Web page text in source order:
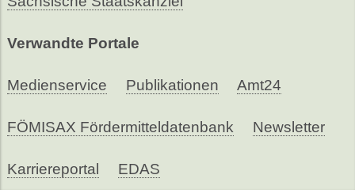
Verwandte Portale
Medienservice Publikationen Amt24
FÖMISAX Fördermitteldatenbank Newsletter
Karriereportal EDAS